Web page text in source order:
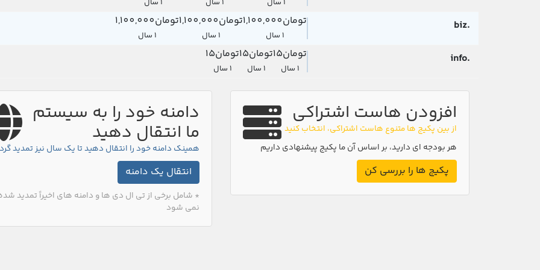
1 سال 1 سال 1 سال
.biz تومان1,100,000
1 سال
تومان1,100,000
1 سال
تومان1,100,000
1 سال
.info تومان15
1 سال
تومان15
1 سال
تومان15
1 سال
افزودن هاست اشتراکی
از بین پکیج ها متنوع هاست اشتراکی، انتخاب کنید
هر بودجه ای دارید، بر اساس آن ما پکیج پیشنهادی داریم
پکیج ها را بررسی کن
دامنه خود را به سیستم
ما انتقال دهید
همینک دامنه خود را انتقال دهید تا یک سال نیز تمدید
انتقال یک دامنه
* شامل برخی از تی ال دی ها و دامنه های اخیراً تمدید
نمی شود